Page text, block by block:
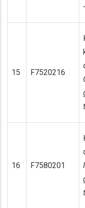
15 F7520216
16 F7580201